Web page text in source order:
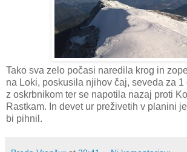
Tako sva zelo počasi naredila krog in
na Loki, poskusila njihov čaj, seveda za 1
z oskrbnikom ter se napotila nazaj proti
Rastkam. In devet ur preživetih v planini
bi pihnil.